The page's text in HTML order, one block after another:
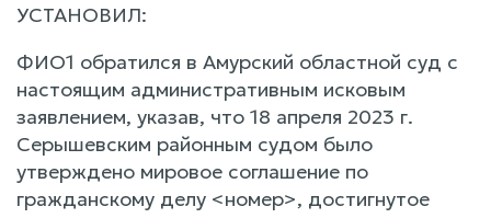
УСТАНОВИЛ:
ФИО1 обратился в Амурский областной суд с
настоящим административным исковым
заявлением, указав, что 18 апреля 2023 г.
Серышевским районным судом было
утверждено мировое соглашение по
гражданскому делу <номер>, достигнутое